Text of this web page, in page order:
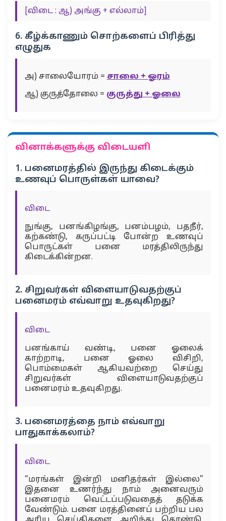
[விடை : ஆ) அங்கு + எல்லாம்]
6. கீழ்க்காணும் சொற்களைப் பிரித்து
எழுதுக
அ) சாலையோரம் = சாலை + ஓரம்
ஆ) குருத்தோலை = குருத்து + ஓலை
வினாக்களுக்கு விடையளி
1. பனைமரத்தில் இருந்து கிடைக்கும்
உணவுப் பொருள்கள் யாவை?
விடை
நுங்கு, பனங்கிழங்கு, பனம்பழம், பதநீர்,
கற்கண்டு, கருப்பட்டி போன்ற உணவுப்
பொருட்கள் பனை மரத்திலிருந்து
கிடைக்கின்றன.
2. சிறுவர்கள் விளையாடுவதற்குப்
பனைமரம் எவ்வாறு உதவுகிறது?
விடை
பனங்காய் வண்டி, பனை ஓலைக்
காற்றாடி, பனை ஓலை விசிறி,
பொம்மைகள் ஆகியவற்றை செய்து
சிறுவர்கள் விளையாடுவதற்குப்
பனைமரம் உதவுகிறது.
3. பனைமரத்தை நாம் எவ்வாறு
பாதுகாக்கலாம்?
விடை
“மரங்கள் இன்றி மனிதர்கள் இல்லை”
இதனை உணர்ந்து நாம் அனைவரும்
பனைமரம் வெட்டப்படுவதைத் தடுக்க
வேண்டும். பனை மரத்தினைப் பற்றிய பல